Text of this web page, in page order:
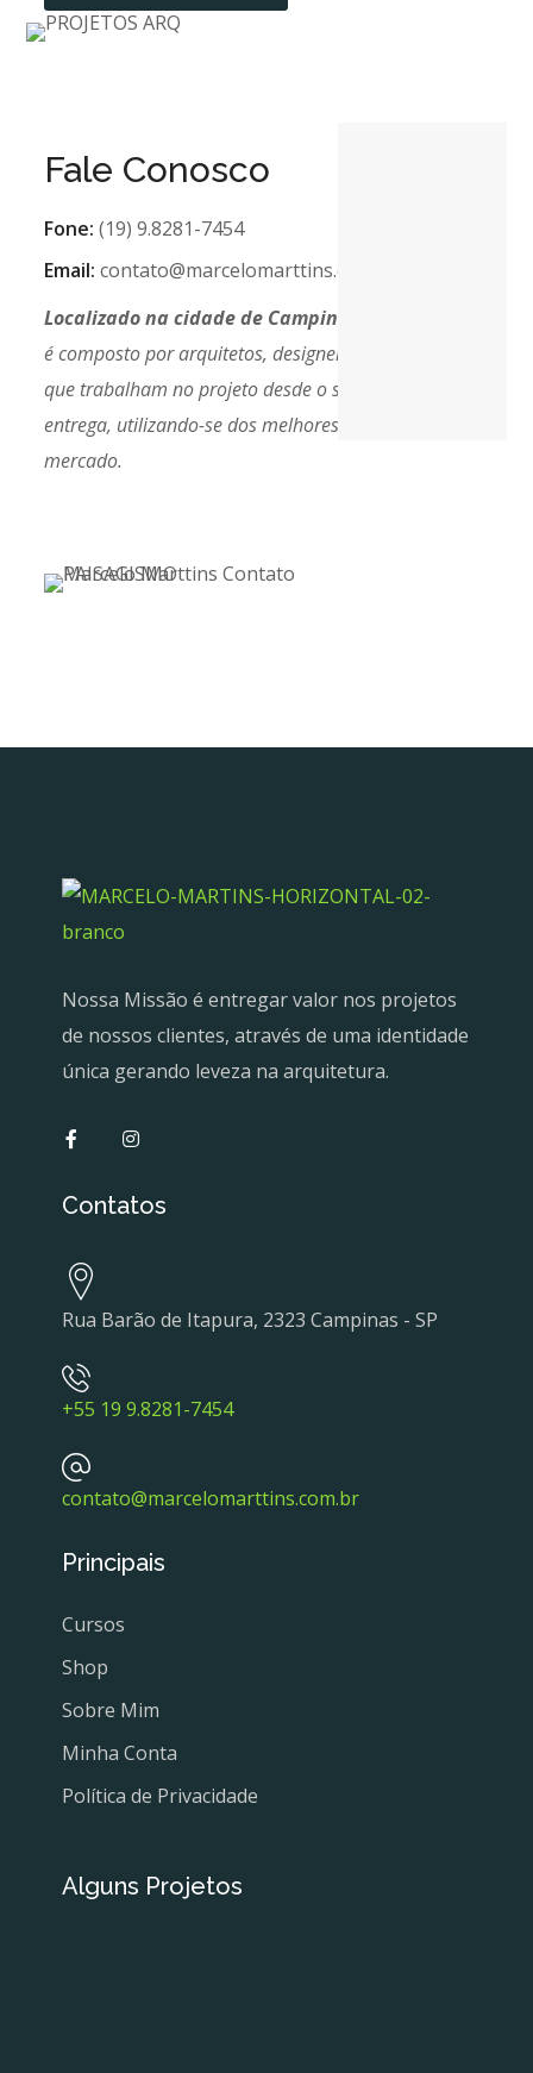
Fale Conosco
Fone: (19) 9.8281-7454
Email: contato@marcelomarttins.com.br
Localizado na cidade de Campinas
é composto por arquitetos, designers e agrônomos
que trabalham no projeto desde o seu início até sua
entrega, utilizando-se dos melhores softwares do
mercado.
Nossa Missão é entregar valor nos projetos
de nossos clientes, através de uma identidade
única gerando leveza na arquitetura.
Contatos
Rua Barão de Itapura, 2323 Campinas - SP
+55 19 9.8281-7454
contato@marcelomarttins.com.br
Principais
Cursos
Shop
Sobre Mim
Minha Conta
Política de Privacidade
Alguns Projetos